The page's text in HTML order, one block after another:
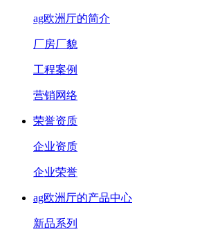
ag欧洲厅的简介
厂房厂貌
工程案例
营销网络
荣誉资质
企业资质
企业荣誉
ag欧洲厅的产品中心
新品系列